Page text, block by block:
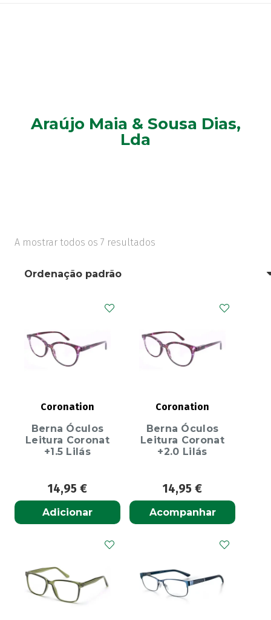
Araújo Maia & Sousa Dias,
Lda
A mostrar todos os 7 resultados
Coronation
Berna Óculos
Leitura Coronat
+1.5 Lilás
14,95 €
Adicionar
Coronation
Berna Óculos
Leitura Coronat
+2.0 Lilás
14,95 €
Acompanhar